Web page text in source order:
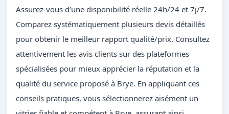
Assurez-vous d’une disponibilité réelle 24h/24 et 7j/7.
Comparez systématiquement plusieurs devis détaillés
pour obtenir le meilleur rapport qualité/prix. Consultez
attentivement les avis clients sur des plateformes
spécialisées pour mieux apprécier la réputation et la
qualité du service proposé à Brye. En appliquant ces
conseils pratiques, vous sélectionnerez aisément un